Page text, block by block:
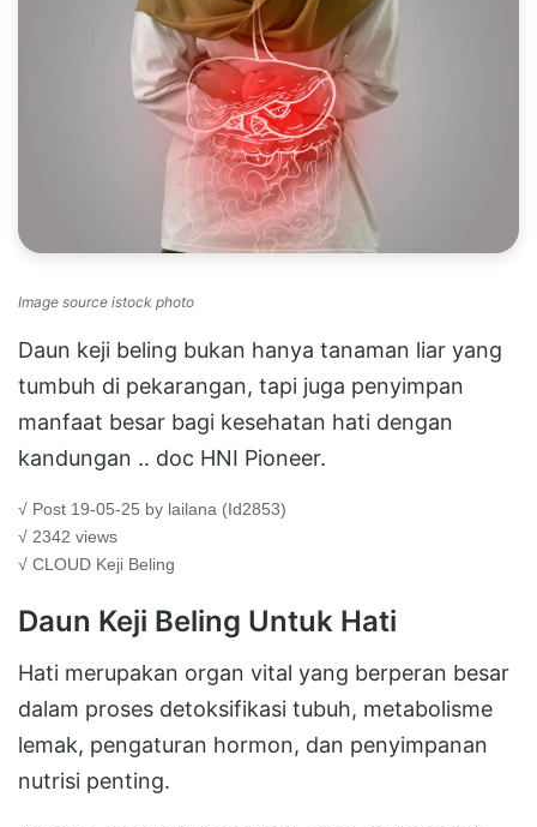
Image source istock photo
Daun keji beling bukan hanya tanaman liar yang
tumbuh di pekarangan, tapi juga penyimpan
manfaat besar bagi kesehatan hati dengan
kandungan .. doc HNI Pioneer.
√ Post 19-05-25 by lailana (Id2853)
√ 2342 views
√ CLOUD Keji Beling
Daun Keji Beling Untuk Hati
Hati merupakan organ vital yang berperan besar
dalam proses detoksifikasi tubuh, metabolisme
lemak, pengaturan hormon, dan penyimpanan
nutrisi penting.